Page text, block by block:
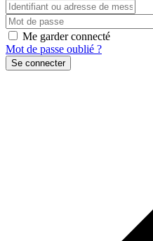
Me garder connecté
Mot de passe oublié ?
Se connecter